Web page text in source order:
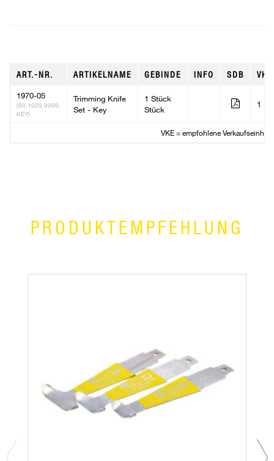
ART.-NR. ARTIKELNAME GEBINDE INFO SDB VKE
1970-05
(90.1029.9999,
KEY)
Trimming Knife
Set - Key
1 Stück
Stück
1
VKE = empfohlene Verkaufseinheit
PRODUKTEMPFEHLUNG